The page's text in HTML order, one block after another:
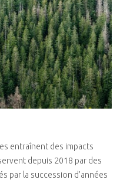
entraînent des impacts
depuis 2018 par des
par la succession d’années